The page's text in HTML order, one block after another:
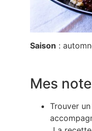
Saison :
Mes
Trouver